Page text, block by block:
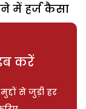
में हर्ज कैसा
करें
से जुड़ी हर